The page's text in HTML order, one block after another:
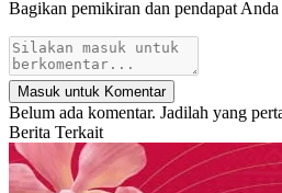
Bagikan pemikiran dan pendapat Anda
Masuk untuk Komentar
Belum ada komentar. Jadilah yang
Berita Terkait